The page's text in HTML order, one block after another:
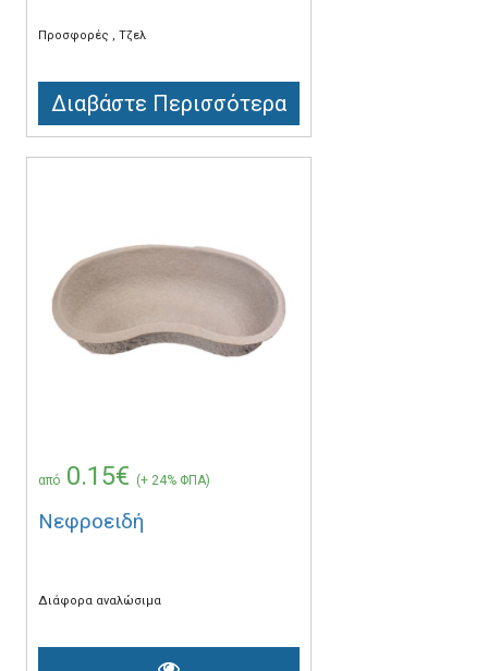
Προσφορές Τζελ
Διαβάστε Περισσότερα
από 0.15€ (+ 24% ΦΠΑ)
Νεφροειδή
Διάφορα αναλώσιμα